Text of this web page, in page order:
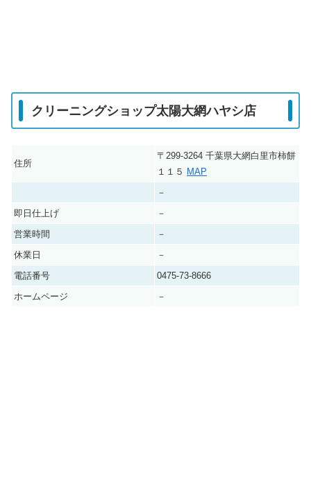
クリーニングショップ太陽大網ハヤシ店
住所
〒299-3264 千葉県大網白里市柿餅
１１５ MAP
－
即日仕上げ
－
営業時間
－
休業日
－
電話番号
0475-73-8666
ホームページ
－